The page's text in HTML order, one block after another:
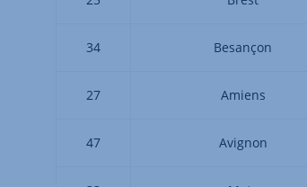
34 Besançon
27 Amiens
47 Avignon